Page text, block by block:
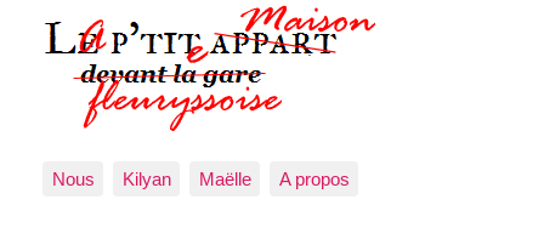
Nous Kilyan Maëlle A propos